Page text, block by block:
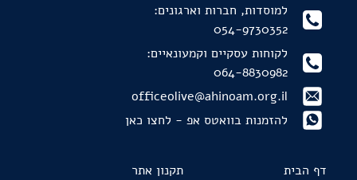
דף הבית
תקנון אתר
למוסדות, חברות וארגונים:
054-9730352
לקוחות עסקיים וקמעונאיים:
064-8830982
officeolive@ahinoam.org.il
להזמנות בוואטס אפ - לחצו כאן